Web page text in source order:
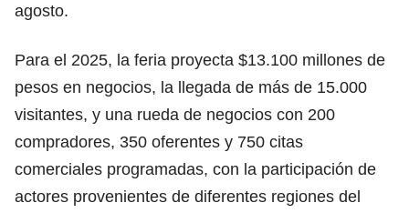
agosto.
Para el 2025, la feria proyecta $13.100 millones de
pesos en negocios, la llegada de más de 15.000
visitantes, y una rueda de negocios con 200
compradores, 350 oferentes y 750 citas
comerciales programadas, con la participación de
actores provenientes de diferentes regiones del